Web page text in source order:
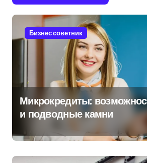
Бизнес советник
Микрокредиты:
и подводные камни